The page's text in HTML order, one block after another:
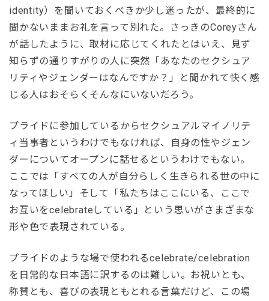
identity）を聞いておくべきか少し迷ったが、最終的に
聞かないままお礼を言って別れた。さっきのCoreyさん
が話したように、取材に応じてくれたとはいえ、見ず
知らずの通りすがりの人に突然「あなたのセクシュア
リティやジェンダーはなんですか？」と聞かれて快く感
じる人はおそらくそんなにいないだろう。
プライドに参加しているからセクシュアルマイノリテ
ィ当事者というわけでもなければ、自身の性やジェン
ダーについてオープンに話せるというわけでもない。
ここでは「すべての人が自分らしく生きられる世の中に
なってほしい」そして「私たちはここにいる、ここで
お互いをcelebrateしている」という思いがさまざまな
形や色で表現されている。
プライドのような場で使われるcelebrate/celebration
を日常的な日本語に訳するのは難しい。お祝いとも、
称賛とも、喜びの表現ともとれる言葉だけど、この場